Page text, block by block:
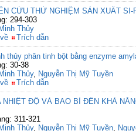
CỨU THỬ NGHIỆM SẢN XUẤT
294-303
Thủy
Trích dẫn
thủy phân tinh bột bằng enzyme
30-38
Thủy, Nguyễn Thị Mỹ Tuyền
Trích dẫn
NHIỆT ĐỘ VÀ BAO BÌ ĐẾN KHẢ
311-321
Thủy, Nguyễn Thị Mỹ Tuyền,